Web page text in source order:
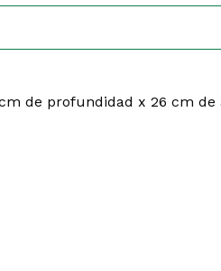
de profundidad x 26 cm de